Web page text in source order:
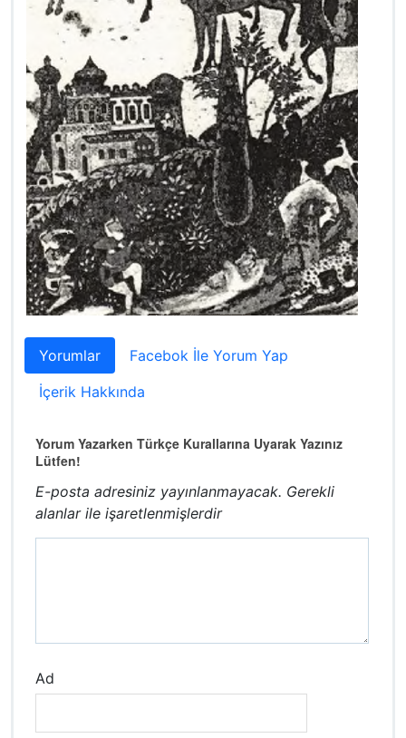
Yorumlar
Facebok İle Yorum Yap
İçerik Hakkında
Yorum Yazarken Türkçe Kurallarına Uyarak Yazınız
Lütfen!
E-posta adresiniz yayınlanmayacak. Gerekli
alanlar ile işaretlenmişlerdir
Ad